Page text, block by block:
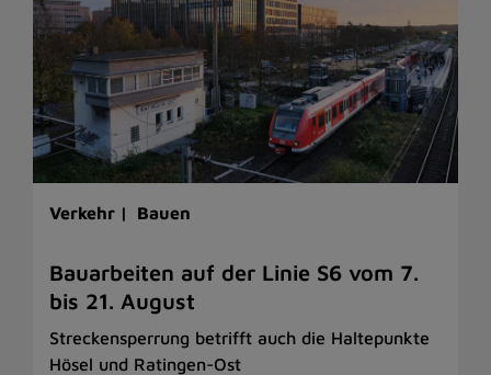
Verkehr | Bauen
Bauarbeiten auf der Linie S6 vom 7.
bis 21. August
Streckensperrung betrifft auch die Haltepunkte
Hösel und Ratingen-Ost